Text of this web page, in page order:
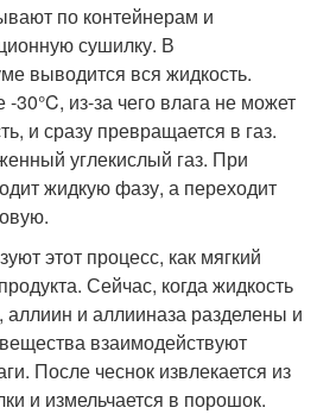
по контейнерам и
сушилку. В
выводится вся жидкость.
30°C, из-за чего влага не может
и сразу превращается в газ.
углекислый газ. При
жидкую фазу, а переходит
этот процесс, как мягкий
Сейчас, когда жидкость
аллиин и аллииназа разделены и
взаимодействуют
После чеснок извлекается из
и измельчается в порошок.